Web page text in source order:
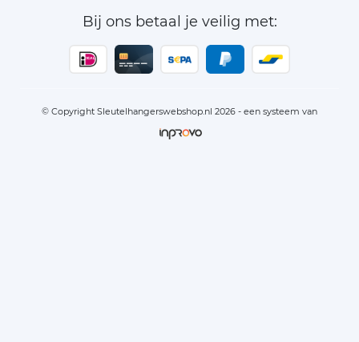
Bij ons betaal je veilig met:
© Copyright Sleutelhangerswebshop.nl 2026 - een systeem van